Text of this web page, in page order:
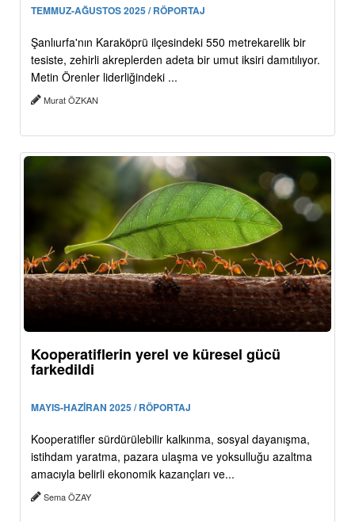
TEMMUZ-AĞUSTOS 2025 / RÖPORTAJ
Şanlıurfa'nın Karaköprü ilçesindeki 550 metrekarelik bir
tesiste, zehirli akreplerden adeta bir umut iksiri damıtılıyor.
Metin Örenler liderliğindeki ...
Murat ÖZKAN
Kooperatiflerin yerel ve küresel gücü
farkedildi
MAYIS-HAZİRAN 2025 / RÖPORTAJ
Kooperatifler sürdürülebilir kalkınma, sosyal dayanışma,
istihdam yaratma, pazara ulaşma ve yoksulluğu azaltma
amacıyla belirli ekonomik kazançları ve...
Sema ÖZAY